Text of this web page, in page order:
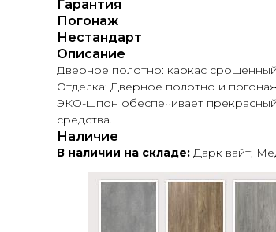
Гарантия
Погонаж
Нестандарт
Описание
Дверное полотно: каркас
Отделка: Дверное полотно и
ЭКО-шпон обеспечивает
средства.
Наличие
В наличии на складе: Дарк вайт;